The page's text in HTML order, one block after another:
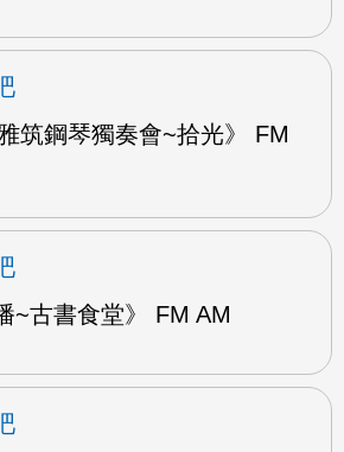
筑鋼琴獨奏會~拾光》 FM
~古書食堂》 FM AM